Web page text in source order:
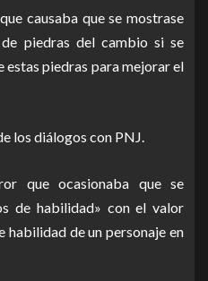
causaba que se mostrase
piedras del cambio si se
estas piedras para mejorar el
los diálogos con PNJ.
que ocasionaba que se
de habilidad» con el valor
habilidad de un personaje en